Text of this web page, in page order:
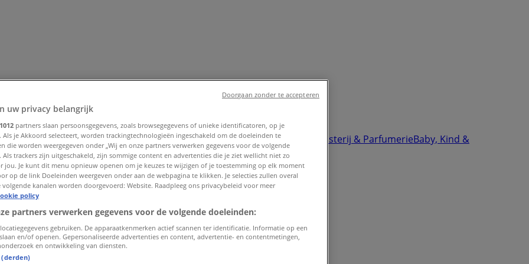
Bouwmarkt & TuinWonen & MeubelsComputers & Elektronica Drogisterij & ParfumerieBaby, Kind &
FietsBiomarktVakantie & Reizen
uw privacy belangrijk
1012 partners slaan persoonsgegevens, zoals browsegegevens of unieke identificatoren, op je
Als je Akkoord selecteert, worden trackingtechnologieën ingeschakeld om de doeleinden te
die worden weergegeven onder „Wij en onze partners verwerken gegevens voor de volgende
Als trackers zijn uitgeschakeld, zijn sommige content en advertenties die je ziet wellicht niet zo
jou. Je kunt dit menu opnieuw openen om je keuzes te wijzigen of je toestemming op elk moment
op de link Doeleinden weergeven onder aan de webpagina te klikken. Je selecties zullen overal
volgende kanalen worden doorgevoerd: Website. Raadpleeg ons privacybeleid voor meer
policy
partners verwerken gegevens voor de volgende doeleinden:
gebruiken. De apparaatkenmerken actief scannen ter identificatie. Informatie op een
en/of openen. Gepersonaliseerde advertenties en content, advertentie- en contentmetingen,
en ontwikkeling van diensten.
Doorgaan zonder te accepteren